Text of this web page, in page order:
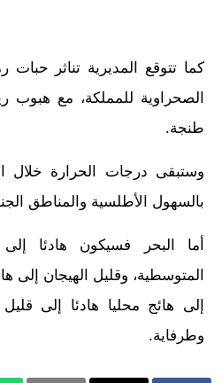
كما تتوقع المديرية تناثر حبات
الصحراوية للمملكة، مع هبوب
طنجة.
وستبقى درجات الحرارة خلال
بالسهول الأطلسية والمناطق
أما البحر فسيكون هادئا إلى
المتوسطية، وقليل الهيجان إلى
إلى هائج محليا هادئا إلى
وطرفاية.